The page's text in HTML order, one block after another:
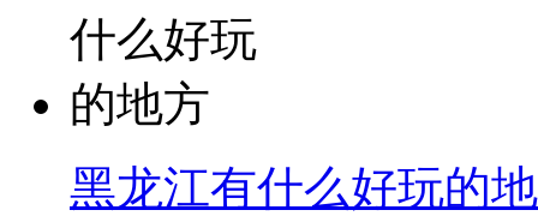
黑龙江有什么好玩的